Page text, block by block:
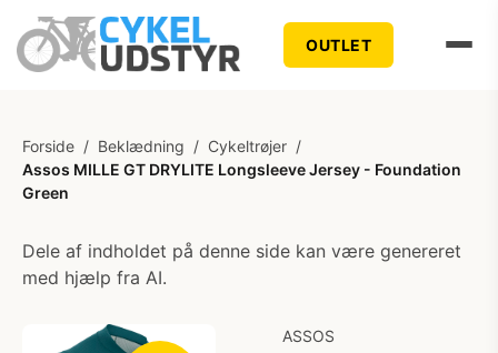
OUTLET
Forside / Beklædning / Cykeltrøjer /
Assos MILLE GT DRYLITE Longsleeve Jersey - Foundation
Green
Dele af indholdet på denne side kan være genereret
med hjælp fra AI.
ASSOS